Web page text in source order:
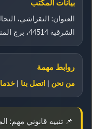
بيانات المكتب
العنوان: النقراشي،
الشرقية 44514، برج المنار – جوار شوادر الخشب.
روابط مهمة
من نحن | اتصل بنا |
📌 تنبيه قانوني مهم: